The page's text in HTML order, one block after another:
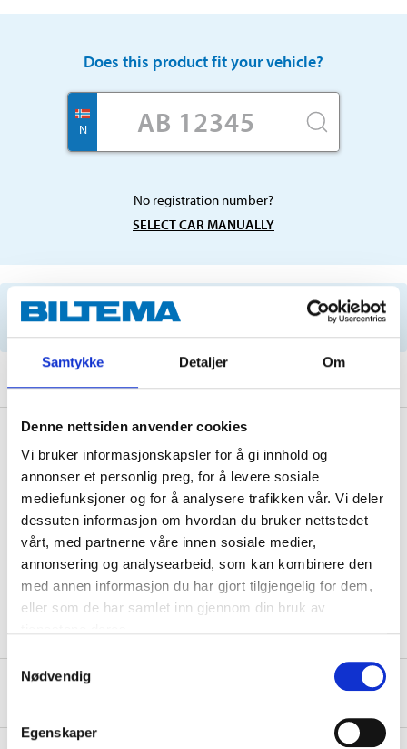
Samtykke Detaljer Om
Denne nettsiden anvender cookies
Vi bruker informasjonskapsler for å gi innhold og
annonser et personlig preg, for å levere sosiale
mediefunksjoner og for å analysere trafikken vår. Vi deler
dessuten informasjon om hvordan du bruker nettstedet
vårt, med partnerne våre innen sosiale medier,
annonsering og analysearbeid, som kan kombinere den
med annen informasjon du har gjort tilgjengelig for dem,
eller som de har samlet inn gjennom din bruk av
Samtykkevalg
Nødvendig
Egenskaper
Does this product fit your vehicle?
N
No registration number?
SELECT CAR MANUALLY
Important information when searching for spare
parts by reg. number and service recommendations.
OE: 12790735